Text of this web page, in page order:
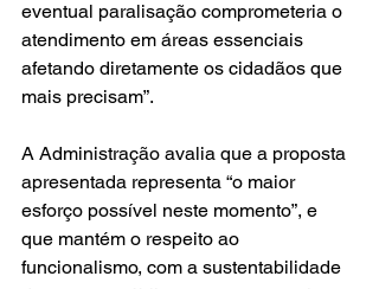
eventual paralisação comprometeria o
atendimento em áreas essenciais
afetando diretamente os cidadãos que
mais precisam”.
A Administração avalia que a proposta
apresentada representa “o maior
esforço possível neste momento”, e
que mantém o respeito ao
funcionalismo, com a sustentabilidade